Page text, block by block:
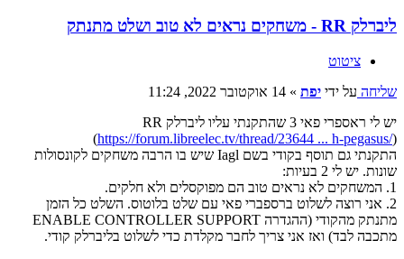
ליברלק RR - משחקים נראים לא טוב ושלט מתנתק
ציטוט
שליחה על ידי יפת » 14 אוקטובר 2022, 11:24
יש לי ראספרי פאי 3 שהתקנתי עליו ליברלק RR
(https://forum.libreelec.tv/thread/23644 ... h-pegasus/)
התקנתי גם תוסף בקודי בשם Iagl שיש בו הרבה משחקים לקונסולות
שונות. יש לי 2 בעיות:
1. המשחקים לא נראים טוב הם מפוקסלים ולא חלקים.
2. אני רוצה לשלוט ברספברי פאי עם שלט בלוטוס. השלט כל הזמן
מתנתק מהקודי (ההגדרה ENABLE CONTROLLER SUPPORT
מתכבה לבד) ואז אני צריך לחבר מקלדת כדי לשלוט בליברלק קודי.